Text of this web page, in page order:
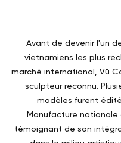
Avant de devenir l'un
vietnamiens les plus
marché international, Vũ
sculpteur reconnu.
modèles furent
Manufacture nationale
témoignant de son